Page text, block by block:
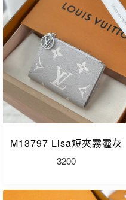
M13797 Lisa短夾霧霾灰
3200